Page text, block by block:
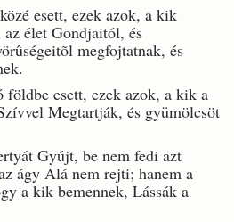
esett, ezek azok, a kik
élet Gondjaitól, és
megfojtatnak, és
esett, ezek azok, a kik a
Megtartják, és gyümölcsöt
Gyújt, be nem fedi azt
ágy Alá nem rejti; hanem a
a kik bemennek, Lássák a